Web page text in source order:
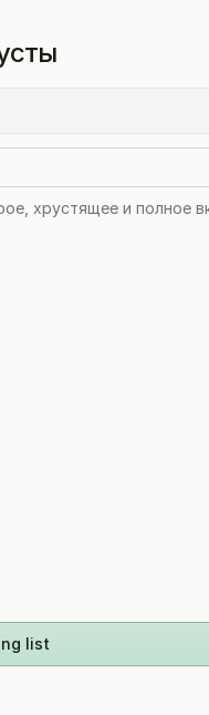
хрустящее и полное
list